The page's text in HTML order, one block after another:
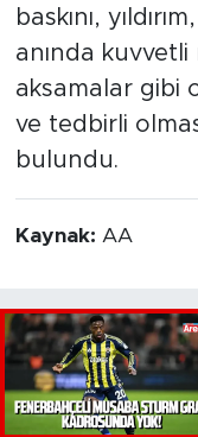
baskını,
anında kuvvetli
aksamalar gibi
ve tedbirli
bulundu.
Kaynak: AA